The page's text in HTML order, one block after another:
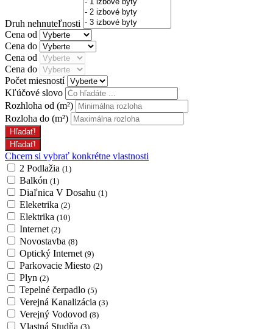
Druh nehnuteľnosti
Cena od
Cena do
Cena od
Cena do
Počet miesností
Kľúčové slovo
Rozhloha od (m²)
Rozloha do (m²)
Chcem si vybrať konkrétne vlastnosti
2 Podlažia (1)
Balkón (1)
Diaľnica V Dosahu (1)
Eleketrika (2)
Elektrika (10)
Internet (2)
Novostavba (8)
Optický Internet (9)
Parkovacie Miesto (2)
Plyn (2)
Tepelné čerpadlo (5)
Verejná Kanalizácia (3)
Verejný Vodovod (8)
Vlastná Studňa (3)